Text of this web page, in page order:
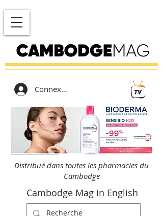
Connexion
Distribué dans toutes les pharmacies du
Cambodge
Cambodge Mag in English